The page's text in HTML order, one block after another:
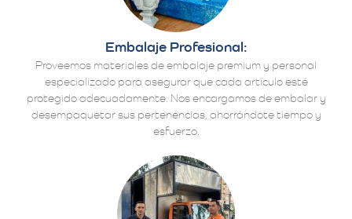
Embalaje Profesional:
Proveemos materiales de embalaje premium y personal
especializado para asegurar que cada artículo esté
protegido adecuadamente. Nos encargamos de embalar y
desempaquetar sus pertenencias, ahorrándote tiempo y
esfuerzo.